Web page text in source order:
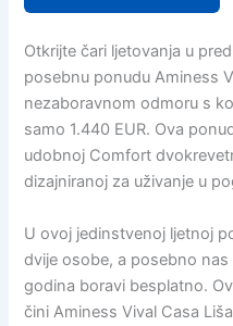
Otkrijte čari ljetovanja u
posebnu ponudu Aminess
nezaboravnom odmoru s
samo 1.440 EUR. Ova
udobnoj Comfort
dizajniranoj za uživanje u
U ovoj jedinstvenoj ljetnoj
dvije osobe, a posebno
godina boravi besplatno.
čini Aminess Vival Casa